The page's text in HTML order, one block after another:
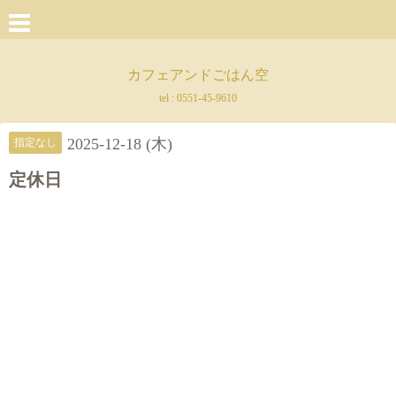
カフェアンドごはん空
tel : 0551-45-9610
指定なし 2025-12-18 (木)
定休日